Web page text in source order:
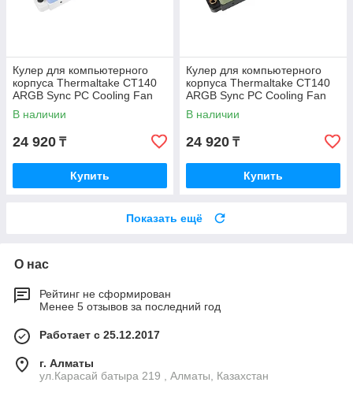
Кулер для компьютерного
корпуса Thermaltake CT140
ARGB Sync PC Cooling Fan
Hydrangea Blue (3 pack)
В наличии
24 920 ₸
Купить
Кулер для компьютерного
корпуса Thermaltake CT140
ARGB Sync PC Cooling Fan
Matcha Green (3 pack)
В наличии
24 920 ₸
Купить
Показать ещё
О нас
Рейтинг не сформирован
Менее 5 отзывов за последний год
Работает с 25.12.2017
г. Алматы
ул.Карасай батыра 219 , Алматы, Казахстан